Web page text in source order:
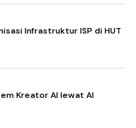
Infrastruktur ISP di HUT
Kreator AI lewat AI